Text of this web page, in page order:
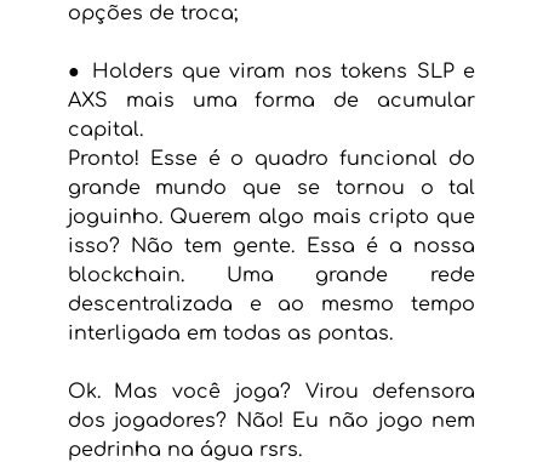
opções de troca;
● Holders que viram nos tokens SLP e
AXS mais uma forma de acumular
capital.
Pronto! Esse é o quadro funcional do
grande mundo que se tornou o tal
joguinho. Querem algo mais cripto que
isso? Não tem gente. Essa é a nossa
blockchain. Uma grande rede
descentralizada e ao mesmo tempo
interligada em todas as pontas.
Ok. Mas você joga? Virou defensora
dos jogadores? Não! Eu não jogo nem
pedrinha na água rsrs.